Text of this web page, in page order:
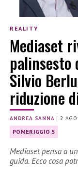
REALITY
Mediaset
palinsesto
Silvio
riduzione
ANDREA SANNA | 2
POMERIGGIO 5
Mediaset pensa a
guida. Ecco cosa